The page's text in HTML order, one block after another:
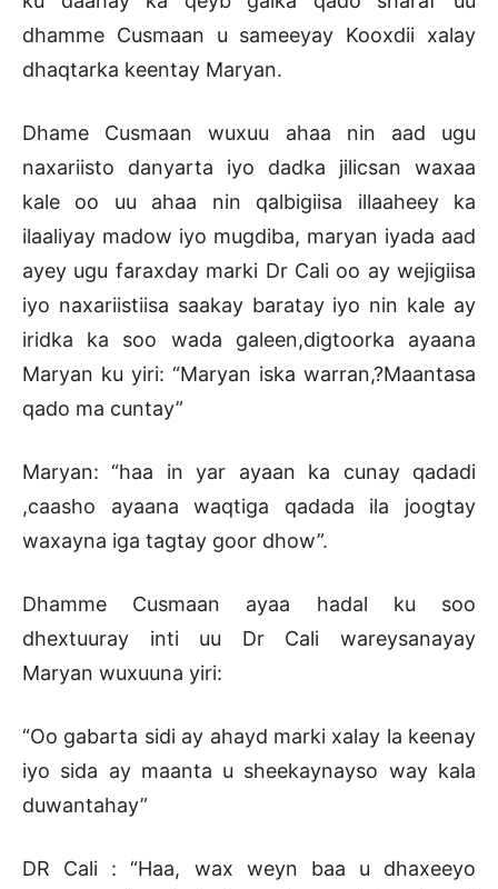
dhamme Cusmaan u sameeyay Kooxdii xalay
dhaqtarka keentay Maryan.
Dhame Cusmaan wuxuu ahaa nin aad ugu
naxariisto danyarta iyo dadka jilicsan waxaa
kale oo uu ahaa nin qalbigiisa illaaheey ka
ilaaliyay madow iyo mugdiba, maryan iyada aad
ayey ugu faraxday marki Dr Cali oo ay wejigiisa
iyo naxariistiisa saakay baratay iyo nin kale ay
iridka ka soo wada galeen,digtoorka ayaana
Maryan ku yiri: “Maryan iska warran,?Maantasa
qado ma cuntay”
Maryan: “haa in yar ayaan ka cunay qadadi
,caasho ayaana waqtiga qadada ila joogtay
waxayna iga tagtay goor dhow”.
Dhamme Cusmaan ayaa hadal ku soo
dhextuuray inti uu Dr Cali wareysanayay
Maryan wuxuuna yiri:
“Oo gabarta sidi ay ahayd marki xalay la keenay
iyo sida ay maanta u sheekaynayso way kala
duwantahay”
DR Cali : “Haa, wax weyn baa u dhaxeeyo